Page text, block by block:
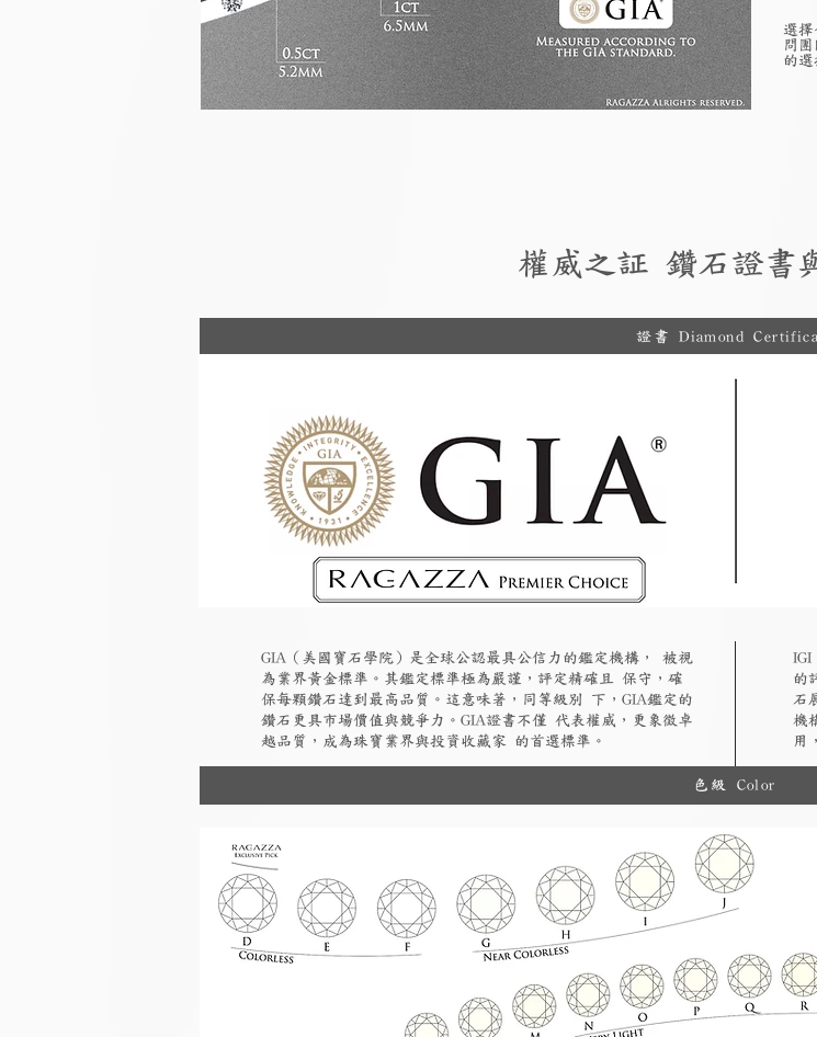
選
問
的選
權威之証 鑽石證書
證書 Diamond
GIA（美國寶石學院）是全球公認最具公信力的鑑定機構， 被視
為業界黃金標準。其鑑定標準極為嚴謹，評定精確且 保守，確
保每顆鑽石達到最高品質。這意味著，同等級別 下，GIA鑑定的
鑽石更具市場價值與競爭力。GIA證書不僅 代表權威，更象徵卓
越品質，成為珠寶業界與投資收藏家 的首選標準。
​IGI
的
石
機
用
色級 Color